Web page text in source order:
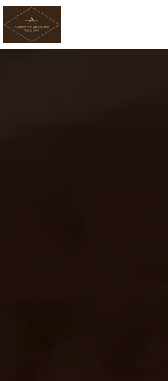
Panneau de gestion des cookies